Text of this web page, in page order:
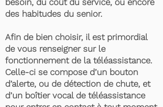
besoin, du coût du service, ou encore
des habitudes du senior.
Afin de bien choisir, il est primordial
de vous renseigner sur le
fonctionnement de la téléassistance.
Celle-ci se compose d’un bouton
d’alerte, ou de détection de chute, et
d’un boîtier vocal de téléassistance